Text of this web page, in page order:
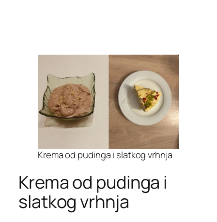
Krema od pudinga i slatkog vrhnja
Krema od pudinga i
slatkog vrhnja